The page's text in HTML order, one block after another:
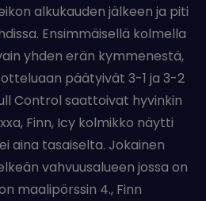
alkukauden jälkeen ja piti
Ensimmäisellä kolmella
yhden erän kymmenestä,
päätyivät 3-1 ja 3-2
Control saattoivat hyvinkin
Finn, Icy kolmikko näytti
aina tasaiselta. Jokainen
vahvuusalueen jossa on
maalipörssin 4., Finn